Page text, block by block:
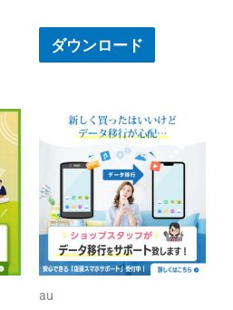
ダウンロード
au